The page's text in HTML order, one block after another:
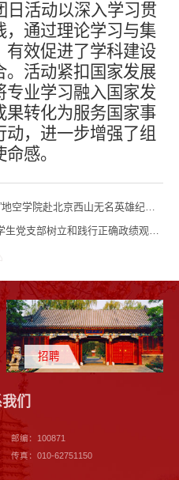
日活动以深入学习贯
，通过理论学习与集
有效促进了学科建设
。活动紧扣国家发展
专业学习融入国家发
果转化为服务国家事
，进一步增强了组
感。
京西山无名英雄纪念广场开展党性实践活动
部树立和践行正确政绩观专题部署会
招聘
们
邮编：100871
传真：010-62751150